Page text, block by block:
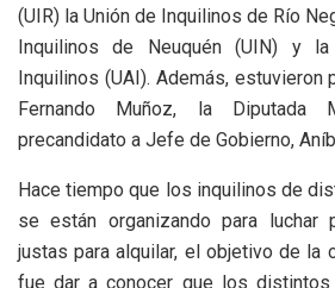
(UIR) la Unión de Inquilinos de Río
Inquilinos de Neuquén (UIN) y la
Inquilinos (UAI). Además, estuvieron
Fernando Muñoz, la
precandidato a Jefe de Gobierno,
Hace tiempo que los inquilinos de
se están organizando para luchar
justas para alquilar, el objetivo de la
fue dar a conocer que los distintos